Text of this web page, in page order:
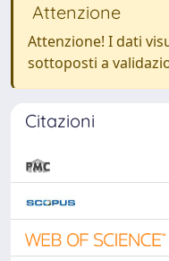
Attenzione
Attenzione! I dati
sottoposti a
Citazioni